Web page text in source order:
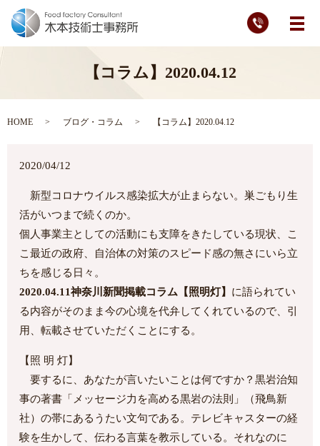
メ
【コラム】2020.04.12
HOME ブログ・コラム 【コラム】2020.04.12
2020/04/12
新型コロナウイルス感染拡大が止まらない。巣ごもり生
活がいつまで続くのか。
個人事業主としての活動にも支障をきたしている現状、こ
こ最近の政府、自治体の対策のスピード感の無さにいら立
ちを感じる日々。
2020.04.11神奈川新聞掲載コラム【照明灯】 に語られてい
る内容がそのまま今の心境を代弁してくれているので、引
用、転載させていただくことにする。
【照 明 灯】
要するに、あなたが言いたいことは何ですか？黒岩治知
事の著書「メッセージ力を高める黒岩の法則」（飛鳥新
社）の帯にあるうたい文句である。テレビキャスターの経
験を生かして、伝わる言葉を教示している。それなのに